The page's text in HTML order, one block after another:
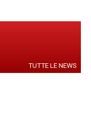
TUTTE LE NEWS